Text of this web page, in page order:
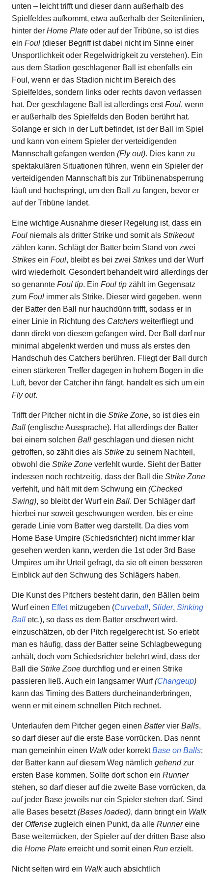
unten – leicht trifft und dieser dann außerhalb des
Spielfeldes aufkommt, etwa außerhalb der Seitenlinien,
hinter der Home Plate oder auf der Tribüne, so ist dies
ein Foul (dieser Begriff ist dabei nicht im Sinne einer
Unsportlichkeit oder Regelwidrigkeit zu verstehen). Ein
aus dem Stadion geschlagener Ball ist ebenfalls ein
Foul, wenn er das Stadion nicht im Bereich des
Spielfeldes, sondern links oder rechts davon verlassen
hat. Der geschlagene Ball ist allerdings erstFoul, wenn
er außerhalb des Spielfelds den Boden berührt hat.
Solange er sich in der Luft befindet, ist der Ball im Spiel
und kann von einem Spieler der verteidigenden
Mannschaft gefangen werden (Fly out). Dies kann zu
spektakulären Situationen führen, wenn ein Spieler der
verteidigenden Mannschaft bis zur Tribünenabsperrung
läuft und hochspringt, um den Ball zu fangen, bevor er
auf der Tribüne landet.
Eine wichtige Ausnahme dieser Regelung ist, dass ein
Foul niemals als dritter Strike und somit als Strikeout
zählen kann. Schlägt der Batter beim Stand von zwei
Strikes ein Foul, bleibt es bei zwei Strikes und der Wurf
wird wiederholt. Gesondert behandelt wird allerdings der
so genannte Foul tip. Ein Foul tip zählt im Gegensatz
zum Foul immer als Strike. Dieser wird gegeben, wenn
der Batter den Ball nur hauchdünn trifft, sodass er in
einer Linie in Richtung des Catchers weiterfliegt und
dann direkt von diesem gefangen wird. Der Ball darf nur
minimal abgelenkt werden und muss als erstes den
Handschuh des Catchers berühren. Fliegt der Ball durch
einen stärkeren Treffer dagegen in hohem Bogen in die
Luft, bevor der Catcher ihn fängt, handelt es sich um ein
Fly out.
Trifft der Pitcher nicht in die Strike Zone, so ist dies ein
Ball (englische Aussprache). Hat allerdings der Batter
bei einem solchen Ball geschlagen und diesen nicht
getroffen, so zählt dies als Strike zu seinem Nachteil,
obwohl die Strike Zone verfehlt wurde. Sieht der Batter
indessen noch rechtzeitig, dass der Ball die Strike Zone
verfehlt, und hält mit dem Schwung ein (Checked
Swing), so bleibt der Wurf ein Ball. Der Schläger darf
hierbei nur soweit geschwungen werden, bis er eine
gerade Linie vom Batter weg darstellt. Da dies vom
Home Base Umpire (Schiedsrichter) nicht immer klar
gesehen werden kann, werden die 1st oder 3rd Base
Umpires um ihr Urteil gefragt, da sie oft einen besseren
Einblick auf den Schwung des Schlägers haben.
Die Kunst des Pitchers besteht darin, den Bällen beim
Wurf einen Effetmitzugeben (Curveball, Slider, Sinking
Ball etc.), so dass es dem Batter erschwert wird,
einzuschätzen, ob der Pitch regelgerecht ist. So erlebt
man es häufig, dass der Batter seine Schlagbewegung
anhält, doch vom Schiedsrichter belehrt wird, dass der
Ball die Strike Zone durchflog und er einen Strike
passieren ließ. Auch ein langsamer Wurf(Changeup)
kann das Timing des Batters durcheinanderbringen,
wenn er mit einem schnellen Pitch rechnet.
Unterlaufen dem Pitcher gegen einen Battervier Balls,
so darf dieser auf die erste Base vorrücken. Das nennt
man gemeinhin einen Walkoder korrektBase on Balls;
der Batter kann auf diesem Weg nämlich gehendzur
ersten Base kommen. Sollte dort schon ein Runner
stehen, so darf dieser auf die zweite Base vorrücken, da
auf jeder Base jeweils nur ein Spieler stehen darf. Sind
alle Bases besetzt(Bases loaded), dann bringt ein Walk
der Offense zugleich einen Punkt, da alle Runnereine
Base weiterrücken, der Spieler auf der dritten Base also
die Home Plate erreicht und somit einen Run erzielt.
Nicht selten wird ein Walkauch absichtlich